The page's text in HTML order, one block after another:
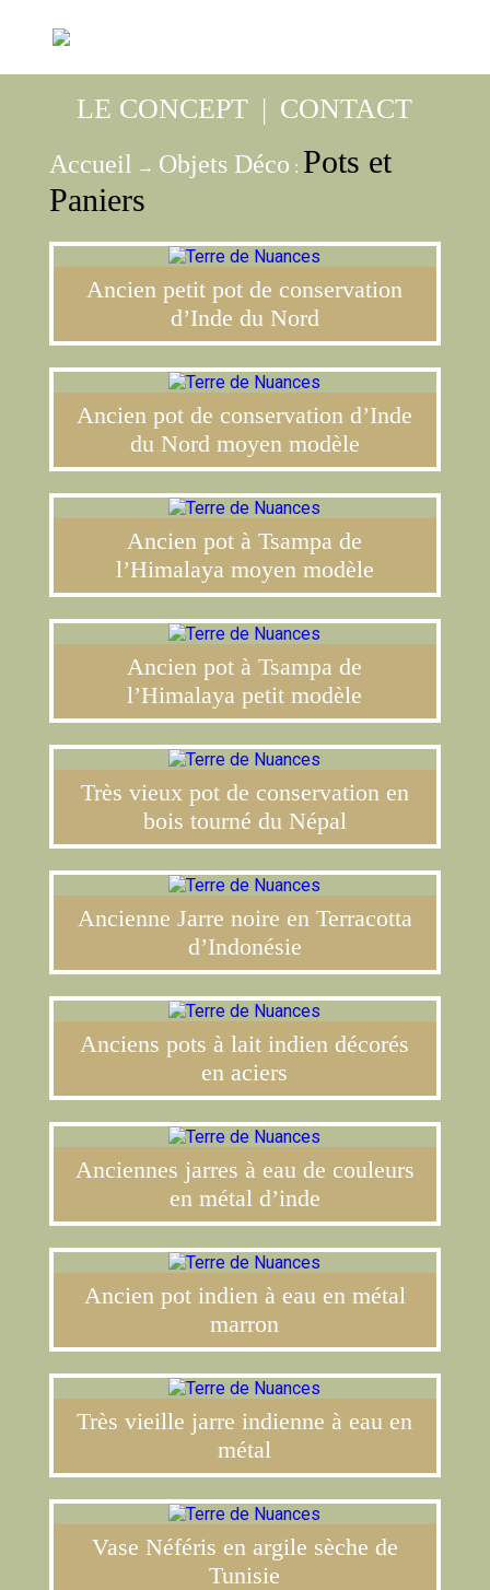
LE CONCEPT | CONTACT
Accueil → Objets Déco : Pots et
Paniers
Ancien petit pot de conservation
d’Inde du Nord
Ancien pot de conservation d’Inde
du Nord moyen modèle
Ancien pot à Tsampa de
l’Himalaya moyen modèle
Ancien pot à Tsampa de
l’Himalaya petit modèle
Très vieux pot de conservation en
bois tourné du Népal
Ancienne Jarre noire en Terracotta
d’Indonésie
Anciens pots à lait indien décorés
en aciers
Anciennes jarres à eau de couleurs
en métal d’inde
Ancien pot indien à eau en métal
marron
Très vieille jarre indienne à eau en
métal
Vase Néféris en argile sèche de
Tunisie